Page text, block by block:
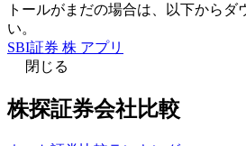
トールがまだの場合は、以下からダ
い。
SBI証券 株 アプリ
閉じる
株探証券会社比較